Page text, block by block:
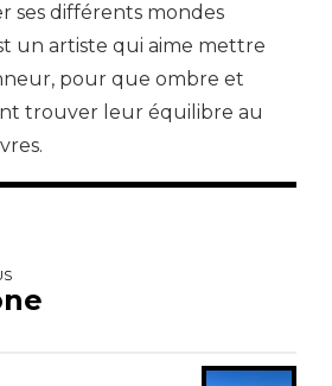
ses différents mondes
un artiste qui aime mettre
pour que ombre et
trouver leur équilibre au